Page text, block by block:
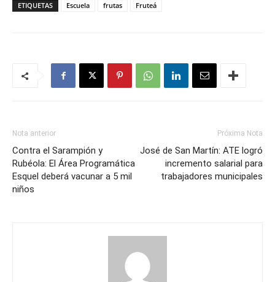
ETIQUETAS Escuela frutas Fruteá
Nota anterior
Contra el Sarampión y
Rubéola: El Área Programática
Esquel deberá vacunar a 5 mil
niños
Próxima Nota
José de San Martín: ATE logró
incremento salarial para
trabajadores municipales